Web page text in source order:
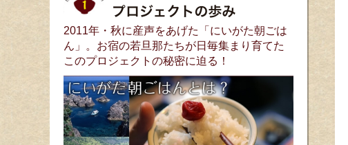
2011年・秋に産声をあげた「にいがた朝ごは
ん」。お宿の若旦那たちが日毎集まり育てた
このプロジェクトの秘密に迫る！